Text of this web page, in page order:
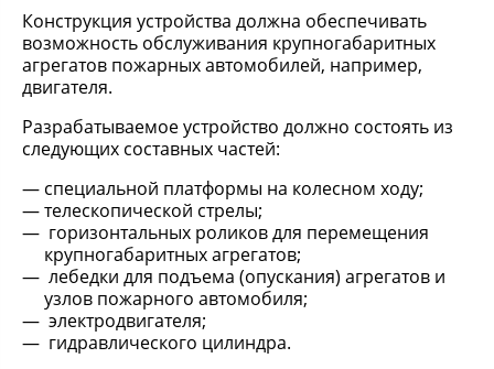
Конструкция устройства должна обеспечивать
возможность обслуживания крупногабаритных
агрегатов пожарных автомобилей, например,
двигателя.
Разрабатываемое устройство должно состоять из
следующих составных частей:
специальной платформы на колесном ходу;
телескопической стрелы;
горизонтальных роликов для перемещения
крупногабаритных агрегатов;
лебедки для подъема (опускания) агрегатов и
узлов пожарного автомобиля;
электродвигателя;
гидравлического цилиндра.